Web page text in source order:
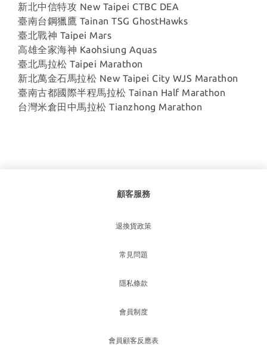
新北中信特攻 New Taipei CTBC DEA
臺南台鋼獵鷹 Tainan TSG GhostHawks
臺北戰神 Taipei Mars
高雄全家海神 Kaohsiung Aquas
臺北馬拉松 Taipei Marathon
新北萬金石馬拉松 New Taipei City WJS Marathon
臺南古都國際半程馬拉松 Tainan Half Marathon
台灣米倉田中馬拉松 Tianzhong Marathon
顧客服務
退換貨政策
常見問題
隱私條款
會員制度
會員顧客反應表